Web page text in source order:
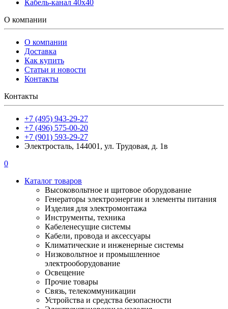
Кабель-канал 40х40
О компании
О компании
Доставка
Как купить
Статьи и новости
Контакты
Контакты
+7 (495) 943-29-27
+7 (496) 575-00-20
+7 (901) 593-29-27
Электросталь, 144001, ул. Трудовая, д. 1в
0
Каталог товаров
Высоковольтное и щитовое оборудование
Генераторы электроэнергии и элементы питания
Изделия для электромонтажа
Инструменты, техника
Кабеленесущие системы
Кабели, провода и аксессуары
Климатические и инженерные системы
Низковольтное и промышленное
электрооборудование
Освещение
Прочие товары
Связь, телекоммуникации
Устройства и средства безопасности